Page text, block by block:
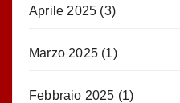
Aprile 2025 (3)
Marzo 2025 (1)
Febbraio 2025 (1)